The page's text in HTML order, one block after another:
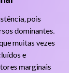
pois
dominantes.
muitas vezes
e
marginais